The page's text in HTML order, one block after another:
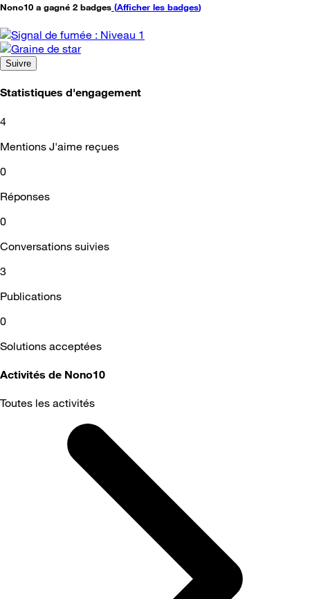
Nono10 a gagné 2 badges (Afficher les badges)
Suivre
Statistiques d'engagement
4
Mentions J'aime reçues
0
Réponses
0
Conversations suivies
3
Publications
0
Solutions acceptées
Activités de Nono10
Toutes les activités